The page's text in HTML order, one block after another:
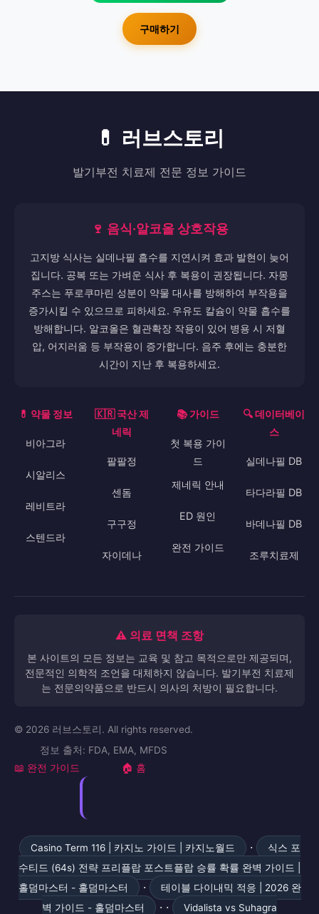
구매하기
💊 러브스토리
발기부전 치료제 전문 정보 가이드
🍷 음식·알코올 상호작용
고지방 식사는 실데나필 흡수를 지연시켜 효과 발현이 늦어
집니다. 공복 또는 가벼운 식사 후 복용이 권장됩니다. 자몽
주스는 푸로쿠마린 성분이 약물 대사를 방해하여 부작용을
증가시킬 수 있으므로 피하세요. 우유도 칼슘이 약물 흡수를
방해합니다. 알코올은 혈관확장 작용이 있어 병용 시 저혈
압, 어지러움 등 부작용이 증가합니다. 음주 후에는 충분한
시간이 지난 후 복용하세요.
💊 약물 정보
비아그라
시알리스
레비트라
스텐드라
🇰🇷 국산 제
네릭
팔팔정
센돔
구구정
자이데나
📚 가이드
첫 복용 가이
드
제네릭 안내
ED 원인
완전 가이드
🔍 데이터베이
스
실데나필 DB
타다라필 DB
바데나필 DB
조루치료제
⚠️ 의료 면책 조항
본 사이트의 모든 정보는 교육 및 참고 목적으로만 제공되며,
전문적인 의학적 조언을 대체하지 않습니다. 발기부전 치료제
는 전문의약품으로 반드시 의사의 처방이 필요합니다.
© 2026 러브스토리. All rights reserved.
정보 출처: FDA, EMA, MFDS
📖 완전 가이드 🏠 홈
Casino Term 116 | 카지노 가이드 | 카지노월드 ·
식스 포
수티드 (64s) 전략 프리플랍 포스트플랍 승률 확률 완벽 가이드 |
홀덤마스터 - 홀덤마스터
·
테이블 다이내믹 적응 | 2026 완
벽 가이드 - 홀덤마스터
· · Vidalista vs Suhagra